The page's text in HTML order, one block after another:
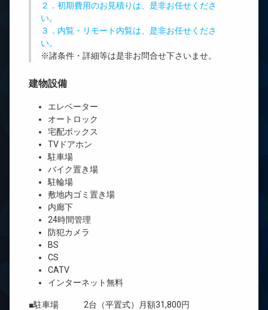
２．初期費用のお見積りは、是非お任せくださ
い。
３．内覧・リモート内覧は、是非お任せくださ
い。
※諸条件・詳細等は是非お問合せ下さいませ。
建物設備
エレベーター
オートロック
宅配ボックス
TVドアホン
駐車場
バイク置き場
駐輪場
敷地内ゴミ置き場
内廊下
24時間管理
防犯カメラ
BS
CS
CATV
インターネット無料
■駐車場 2台（平置式）月額31,800円